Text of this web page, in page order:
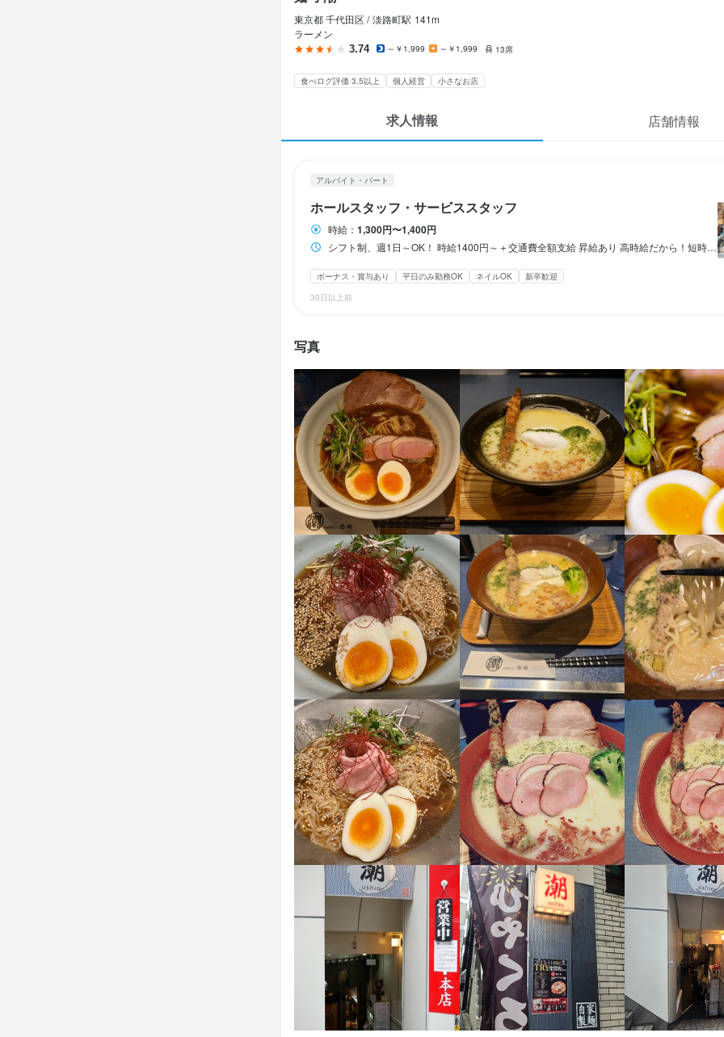
東京都 千代田区 / 淡路町駅 141m
ラーメン
3.74 ～￥1,999 ～￥1,999 13席
食べログ評価 3.5以上 個人経営 小さなお店
求人情報 店舗情報
アルバイト・パート
ホールスタッフ・サービススタッフ
時給： 1,300円〜1,400円
シフト制、週1日～OK！ 時給1400円～＋交通費全額支給 昇給あり 高時給だから！短時間でもしっかり稼げる♪ 例えば… ★週3日/学校帰りに短時間勤務 時給1400円×1日4h×12日＝6万7200円 学校帰りのたった"4h"で6万円以上稼げます◎ ★週5日/お子様が学校の間に短時間勤務 時給1400円×1日4h×20日＝11万2000円 お昼の短時間で、11万円以上稼げます◎ ガッツリ稼ぎたいフリーターさんは！ 時給1400円×1日8h×月20日＝22万4000円 22万円以上も可能です◎
ボーナス・賞与あり 平日のみ勤務OK ネイルOK
新卒歓迎
30日以上前
写真
ホールスタッフ・サービススタッフ
ホールスタッフ・サービススタッフ
1,300円〜1,400円
ボーナス・賞与あり 昇給あり 交通費支給 給与手渡しOK
勤務時間
シフト制、週1日～OK！
時給1400円～＋交通費全額支給
昇給あり
例えば…
学校帰りのたった"4h"で6万円以上稼げます◎
★週5日/お子様が学校の間に短時間勤務
時給1400円×1日4h×20日＝11万2000円
お昼の短時間で、11万円以上稼げます◎
ガッツリ稼ぎたいフリーターさんは！
時給1400円×1日8h×月20日＝22万4000円
22万円以上も可能です◎
ランチタイムのみ勤務OK ダブルワーク・副業OK 時短社員制度あり 残業月20時間以下 長期勤務歓迎
週4日以上OK
シフト制 固定シフト制(決まった時間・曜日に働ける) 自由シフト制(毎回、時間・曜日を選べ
休日・休暇
1カ月毎のシフト制
前月15日までに希望を提出になります。
平日のみ勤務OK(土日休み) 土日祝のみ勤務OK 年末年始休暇あり
待遇
●制服貸与
⇒Tシャツを支給します！
●絶品まかない
⇒お腹いっぱい
"無料"で食べていただけます！
●契約期間の定めなし
●交通費全額支給
まかない・食事補助あり 制服貸与 社員登用制度あり 髪型自由 ひげOK ネイルOK ピアスOK
特徴
学歴不問 未経験者歓迎 独立希望者歓迎 新卒歓迎 第二新卒歓迎 フリーター歓迎 大学生歓迎
女
ブランクOK
駅チカ(徒歩5分以内) 個人経営(2店舗以内) 小さなお店(20席未満) 面接1回